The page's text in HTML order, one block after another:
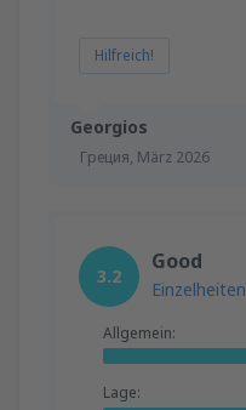
Georgios
Греция, März 2026
Hilfreich!
3.2
Good
Einzelheiten
Allgemein:
Lage: